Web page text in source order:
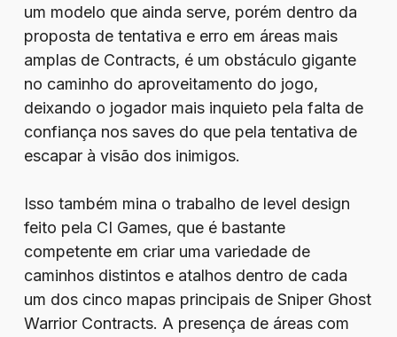
um modelo que ainda serve, porém dentro da
proposta de tentativa e erro em áreas mais
amplas de Contracts, é um obstáculo gigante
no caminho do aproveitamento do jogo,
deixando o jogador mais inquieto pela falta de
confiança nos saves do que pela tentativa de
escapar à visão dos inimigos.
Isso também mina o trabalho de level design
feito pela CI Games, que é bastante
competente em criar uma variedade de
caminhos distintos e atalhos dentro de cada
um dos cinco mapas principais de Sniper Ghost
Warrior Contracts. A presença de áreas com